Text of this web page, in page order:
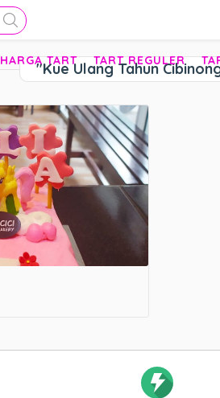
HARGA TART TART REGULER
"Kue Ulang Tahun